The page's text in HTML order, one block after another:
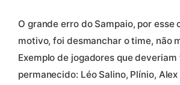
O grande erro do Sampaio, por esse
motivo, foi desmanchar o time, não
Exemplo de jogadores que deveriam
permanecido: Léo Salino, Plínio,